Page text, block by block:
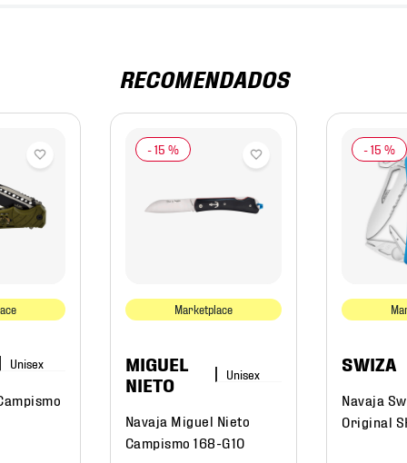
RECOMENDADOS
- 15 %
Marketplace
MIGUEL
NIETO
Navaja Miguel Nieto
Campismo 168-G10
-15 %
SWIZA
Navaja
Original